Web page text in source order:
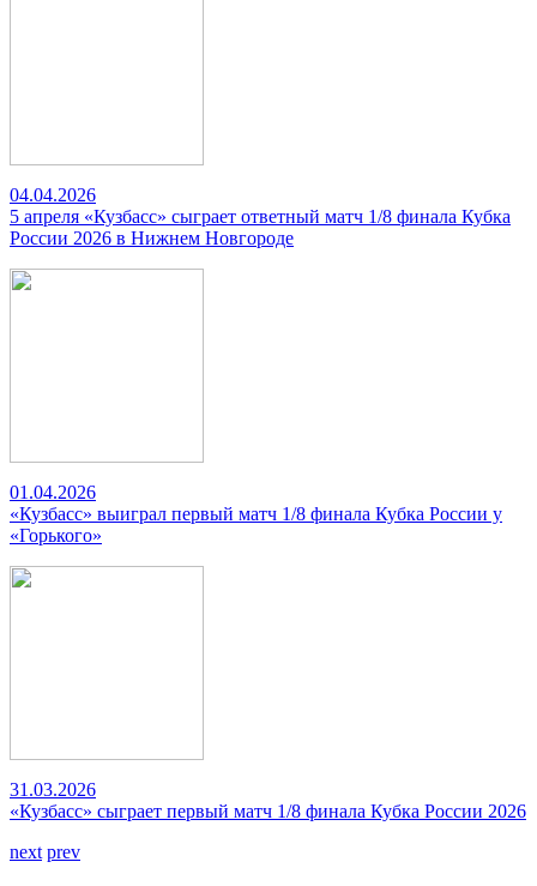
04.04.2026
5 апреля «Кузбасс» сыграет ответный матч 1/8 финала Кубка
России 2026 в Нижнем Новгороде
01.04.2026
«Кузбасс» выиграл первый матч 1/8 финала Кубка России у
«Горького»
31.03.2026
«Кузбасс» сыграет первый матч 1/8 финала Кубка России 2026
next prev